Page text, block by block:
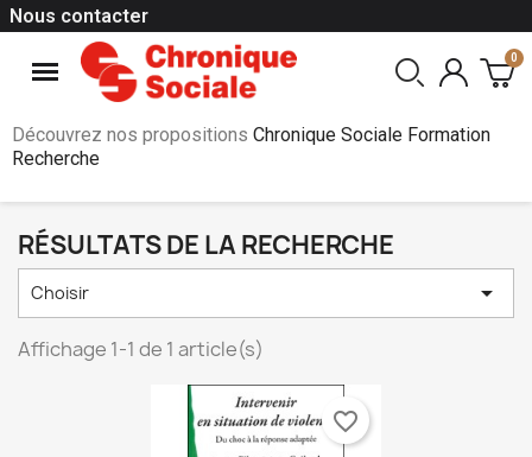
Nous contacter
Découvrez nos propositions Chronique Sociale Formation
Recherche
RÉSULTATS DE LA RECHERCHE
Choisir 
Affichage 1-1 de 1 article(s)
favorite_border